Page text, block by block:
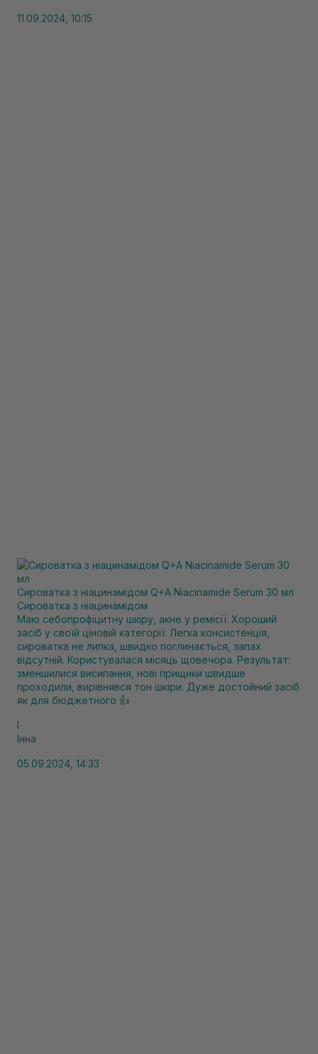
11.09.2024, 10:15
Сироватка з ніацинамідом Q+A Niacinamide Serum 30 мл
Сироватка з ніацинамідом
Маю себопрофіцитну шкіру, акне у ремісії. Хороший
засіб у своїй ціновій категорії. Легка консистенція,
сироватка не липка, швидко поглинається, запах
відсутній. Користувалася місяць щовечора. Результат:
зменшилися висипання, нові прищики швидше
проходили, вирівнявся тон шкіри. Дуже достойний засіб
як для бюджетного 👍
І
Інна
05.09.2024, 14:33